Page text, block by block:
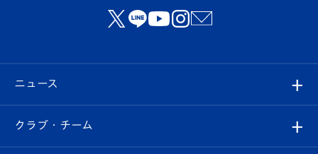
ニュース
すべて
クラブ・チーム